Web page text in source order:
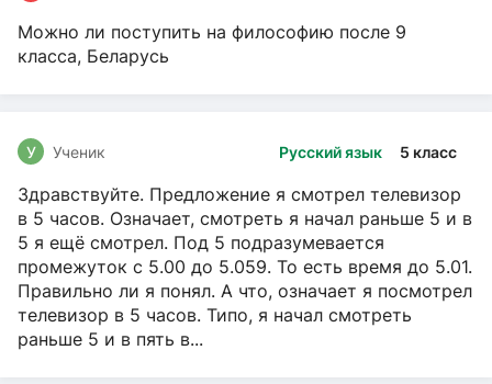
Можно ли поступить на философию после 9
класса, Беларусь
Русский язык 5 класс
У Ученик
Здравствуйте. Предложение я смотрел телевизор
в 5 часов. Означает, смотреть я начал раньше 5 и в
5 я ещё смотрел. Под 5 подразумевается
промежуток с 5.00 до 5.059. То есть время до 5.01.
Правильно ли я понял. А что, означает я посмотрел
телевизор в 5 часов. Типо, я начал смотреть
раньше 5 и в пять в...